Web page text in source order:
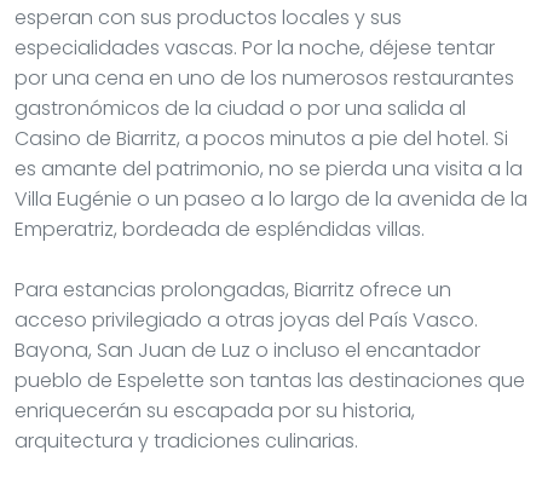
esperan con sus productos locales y sus
especialidades vascas. Por la noche, déjese tentar
por una cena en uno de los numerosos restaurantes
gastronómicos de la ciudad o por una salida al
Casino de Biarritz, a pocos minutos a pie del hotel. Si
es amante del patrimonio, no se pierda una visita a la
Villa Eugénie o un paseo a lo largo de la avenida de la
Emperatriz, bordeada de espléndidas villas.
Para estancias prolongadas, Biarritz ofrece un
acceso privilegiado a otras joyas del País Vasco.
Bayona, San Juan de Luz o incluso el encantador
pueblo de Espelette son tantas las destinaciones que
enriquecerán su escapada por su historia,
arquitectura y tradiciones culinarias.